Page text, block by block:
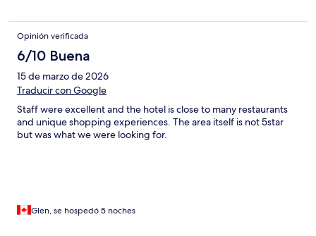
Opinión verificada
6/10 Buena
15 de marzo de 2026
Traducir con Google
Staff were excellent and the hotel is close to many restaurants
and unique shopping experiences. The area itself is not 5star
but was what we were looking for.
Glen, se hospedó 5 noches